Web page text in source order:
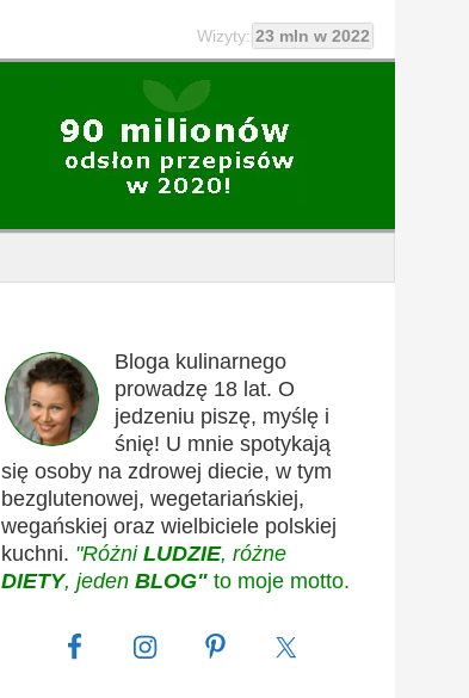
Wizyty: 23 mln w 2022
Bloga kulinarnego
prowadzę 18 lat. O
jedzeniu piszę, myślę i
śnię! U mnie spotykają
się osoby na zdrowej diecie, w tym
bezglutenowej, wegetariańskiej,
wegańskiej oraz wielbiciele polskiej
kuchni. "Różni LUDZIE, różne
DIETY, jeden BLOG" to moje motto.